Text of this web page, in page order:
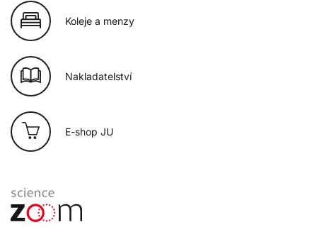
Koleje a menzy
Nakladatelství
E-shop JU